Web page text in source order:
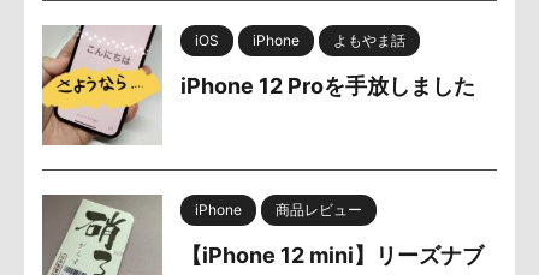
iOS iPhone よもやま話
iPhone 12 Proを手放しました
iPhone 商品レビュー
【iPhone 12 mini】リーズナブ